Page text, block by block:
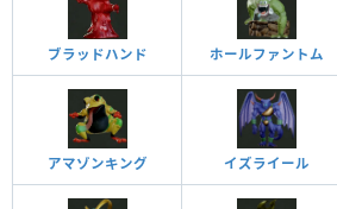
ブラッドハンド ホールファントム
アマゾンキング イズライール